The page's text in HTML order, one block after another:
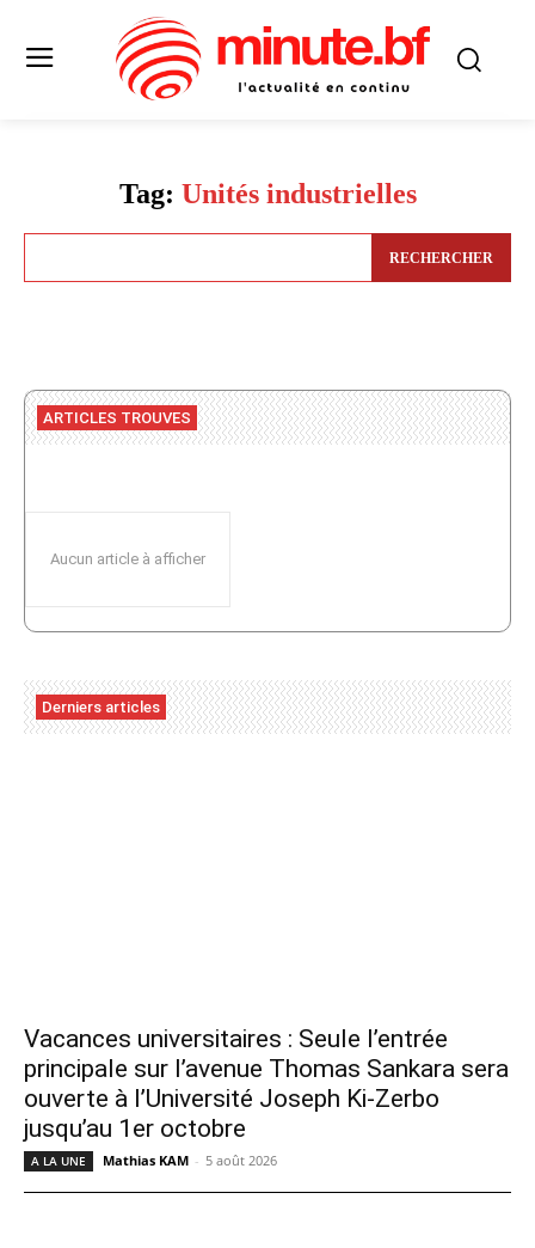
Tag: Unités industrielles
RECHERCHER
ARTICLES TROUVES
Aucun article à afficher
Derniers articles
Vacances universitaires : Seule l’entrée
principale sur l’avenue Thomas Sankara sera
ouverte à l’Université Joseph Ki-Zerbo
jusqu’au 1er octobre
A LA UNE Mathias KAM - 5 août 2026